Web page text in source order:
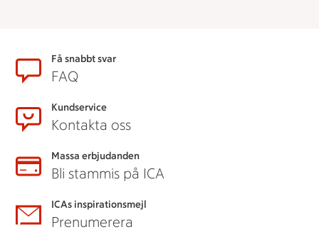
SidfotFå snabbt svar
FAQ
Kundservice
Kontakta oss
Massa erbjudanden
Bli stammis på ICA
ICAs inspirationsmejl
Prenumerera